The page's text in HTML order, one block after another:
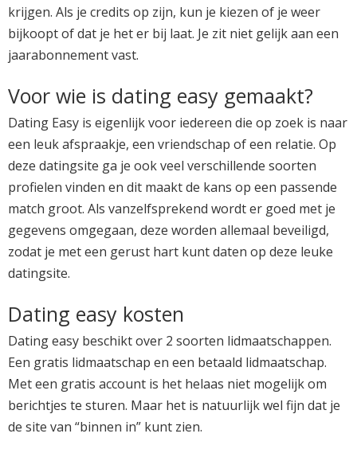
krijgen. Als je credits op zijn, kun je kiezen of je weer
bijkoopt of dat je het er bij laat. Je zit niet gelijk aan een
jaarabonnement vast.
Voor wie is dating easy gemaakt?
Dating Easy is eigenlijk voor iedereen die op zoek is naar
een leuk afspraakje, een vriendschap of een relatie. Op
deze datingsite ga je ook veel verschillende soorten
profielen vinden en dit maakt de kans op een passende
match groot. Als vanzelfsprekend wordt er goed met je
gegevens omgegaan, deze worden allemaal beveiligd,
zodat je met een gerust hart kunt daten op deze leuke
datingsite.
Dating easy kosten
Dating easy beschikt over 2 soorten lidmaatschappen.
Een gratis lidmaatschap en een betaald lidmaatschap.
Met een gratis account is het helaas niet mogelijk om
berichtjes te sturen. Maar het is natuurlijk wel fijn dat je
de site van “binnen in” kunt zien.